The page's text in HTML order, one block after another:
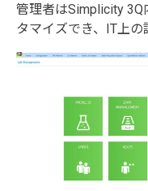
管理者はSimplicity 3Q
タマイズでき、IT上の